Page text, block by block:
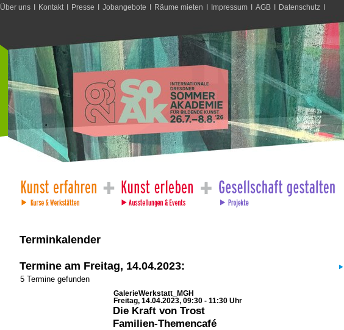
Über uns I Kontakt I Presse I Jobangebote I Räume mieten I Impressum I AGB I Datenschutz I
Terminkalender
Termine am Freitag, 14.04.2023:
5 Termine gefunden
GalerieWerkstatt_MGH
Freitag, 14.04.2023, 09:30 - 11:30 Uhr
Die Kraft von Trost
Familien-Themencafé